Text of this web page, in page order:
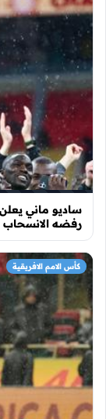
ساديو ماني
رفضه الانسحاب
كأس الامم الافريقية